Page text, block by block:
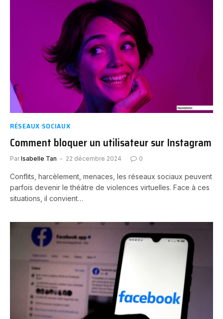
RÉSEAUX SOCIAUX
Comment bloquer un utilisateur sur Instagram
Par Isabelle Tan 22 décembre 2024 0
Conflits, harcèlement, menaces, les réseaux sociaux peuvent
parfois devenir le théâtre de violences virtuelles. Face à ces
situations, il convient…